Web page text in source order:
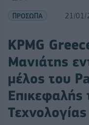
ΠΡΟΣΩΠΑ 21/01/
KPMG
Μανιάτης
μέλος του
Επικεφαλής